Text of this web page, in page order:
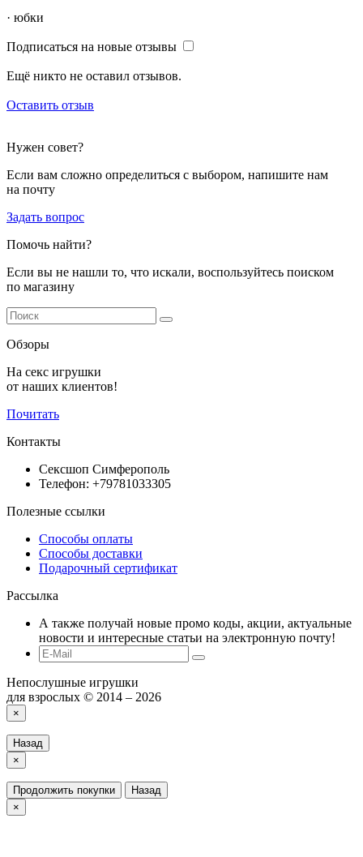
· юбки
Подписаться на новые отзывы
Ещё никто не оставил отзывов.
Оставить отзыв
Нужен совет?
Если вам сложно определиться с выбором, напишите нам
на почту
Задать вопрос
Помочь найти?
Если вы не нашли то, что искали, воспользуйтесь поиском
по магазину
Обзоры
На секс игрушки
от наших клиентов!
Почитать
Контакты
Сексшоп Симферополь
Телефон: +79781033305
Полезные ссылки
Способы оплаты
Способы доставки
Подарочный сертификат
Рассылка
А также получай новые промо коды, акции, актуальные
новости и интересные статьи на электронную почту!
Непослушные игрушки
для взрослых © 2014 – 2026
×
Назад
×
Продолжить покупки
Назад
×